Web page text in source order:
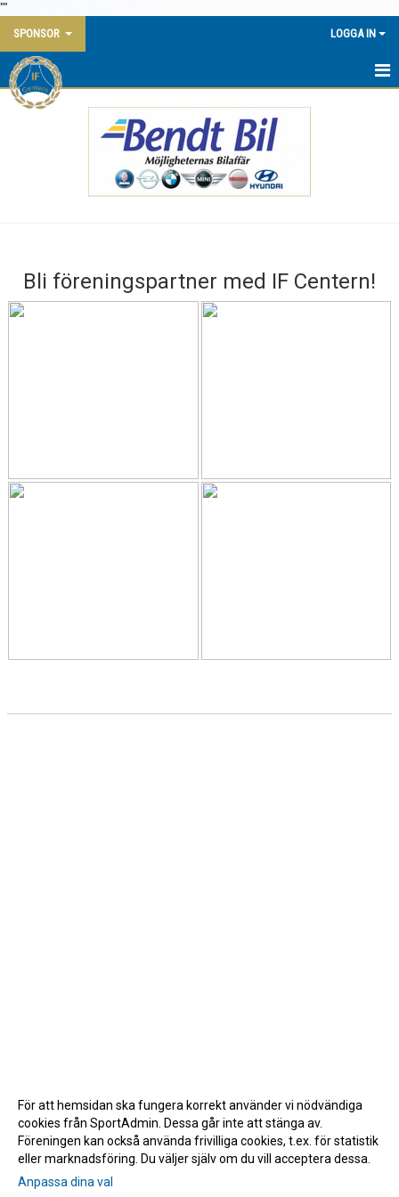
""
SPONSOR
LOGGA IN
PARTNERS
BLI FÖRENINGSPARTNER
SPONSRINGSMÖJLIGHETER
Bli föreningspartner med IF Centern!
För att hemsidan ska fungera korrekt använder vi nödvändiga
cookies från SportAdmin. Dessa går inte att stänga av.
Föreningen kan också använda frivilliga cookies, t.ex. för statistik
eller marknadsföring. Du väljer själv om du vill acceptera dessa.
Anpassa dina val